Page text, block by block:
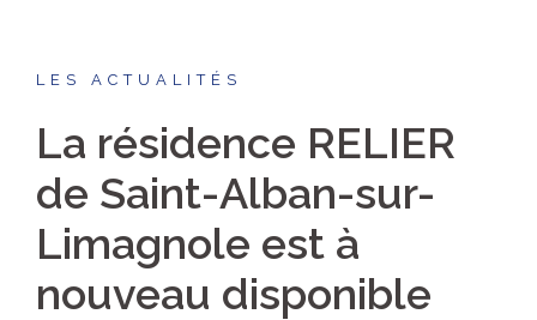
LES ACTUALITÉS
La résidence RELIER
de Saint-Alban-sur-
Limagnole est à
nouveau disponible